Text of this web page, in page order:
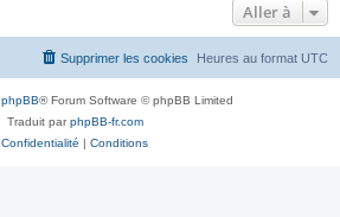
Aller à
Heures au format UTC
Supprimer les cookies
phpBB® Forum Software © phpBB Limited
Traduit parphpBB-fr.com
Confidentialité | Conditions